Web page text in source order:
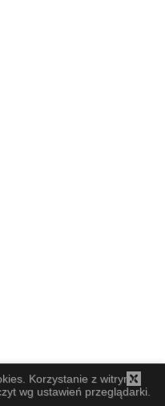
Korzystanie z witryny
wg ustawień przeglądarki.